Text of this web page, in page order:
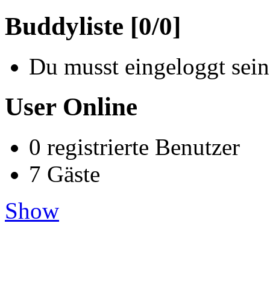
Buddyliste [0/0]
Du musst eingeloggt
User Online
0 registrierte Benutzer
7 Gäste
Show